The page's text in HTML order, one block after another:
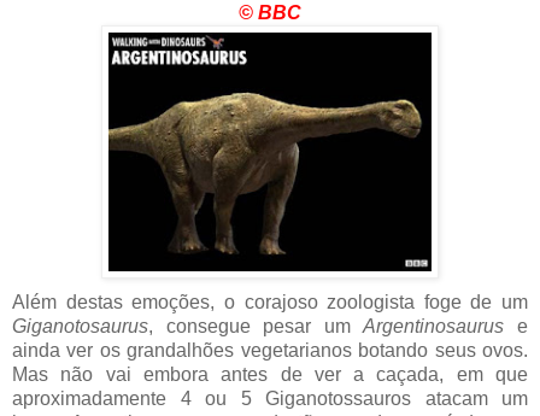
© BBC
Além destas emoções, o corajoso zoologista foge de um
Giganotosaurus, consegue pesar umArgentinosaurus e
ainda ver os grandalhões vegetarianos botando seus ovos.
Mas não vai embora antes de ver a caçada, em que
aproximadamente 4 ou 5 Giganotossauros atacam um